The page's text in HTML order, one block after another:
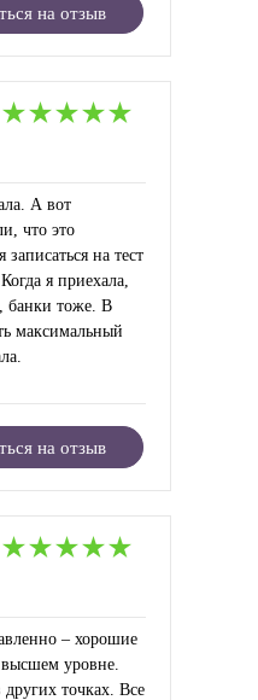
на отзыв
А вот
что это
на тест
я приехала,
банки тоже. В
максимальный
на отзыв
– хорошие
высшем уровне.
точках. Все